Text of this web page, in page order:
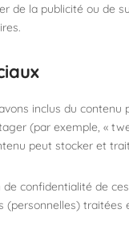
de la publicité ou de
inclus du
(par exemple, «
peut stocker et
de confidentialité de
(personnelles)